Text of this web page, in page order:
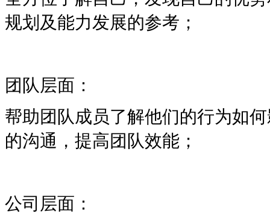
规划及能力发展的参考；
团队层面：
帮助团队成员了解他们的行为如
的沟通，提高团队效能；
公司层面：